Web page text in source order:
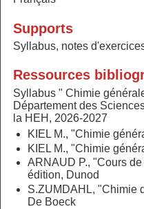
Supports
Syllabus, notes
Ressources
Syllabus " Chimie
Département des
la HEH, 2026-2027
KIEL M., "Chimie
KIEL M., "Chimie
ARNAUD P., "Cours
édition, Dunod
S.ZUMDAHL, "Chimie
De Boeck